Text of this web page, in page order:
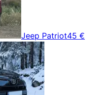
Jeep Patriot45 €